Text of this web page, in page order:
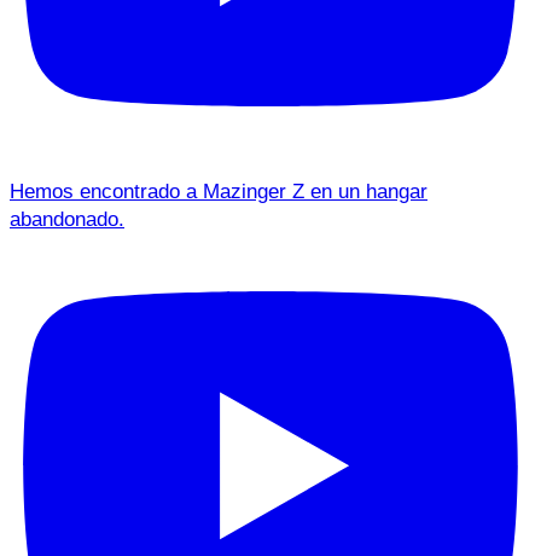
Hemos encontrado a Mazinger Z en un hangar
abandonado.